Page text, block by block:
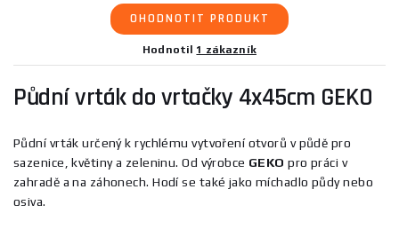
OHODNOTIT PRODUKT
Hodnotil 1 zákazník
Půdní vrták do vrtačky 4x45cm GEKO
Půdní vrták určený k rychlému vytvoření otvorů v půdě pro
sazenice, květiny a zeleninu. Od výrobce GEKO pro práci v
zahradě a na záhonech. Hodí se také jako míchadlo půdy nebo
osiva.